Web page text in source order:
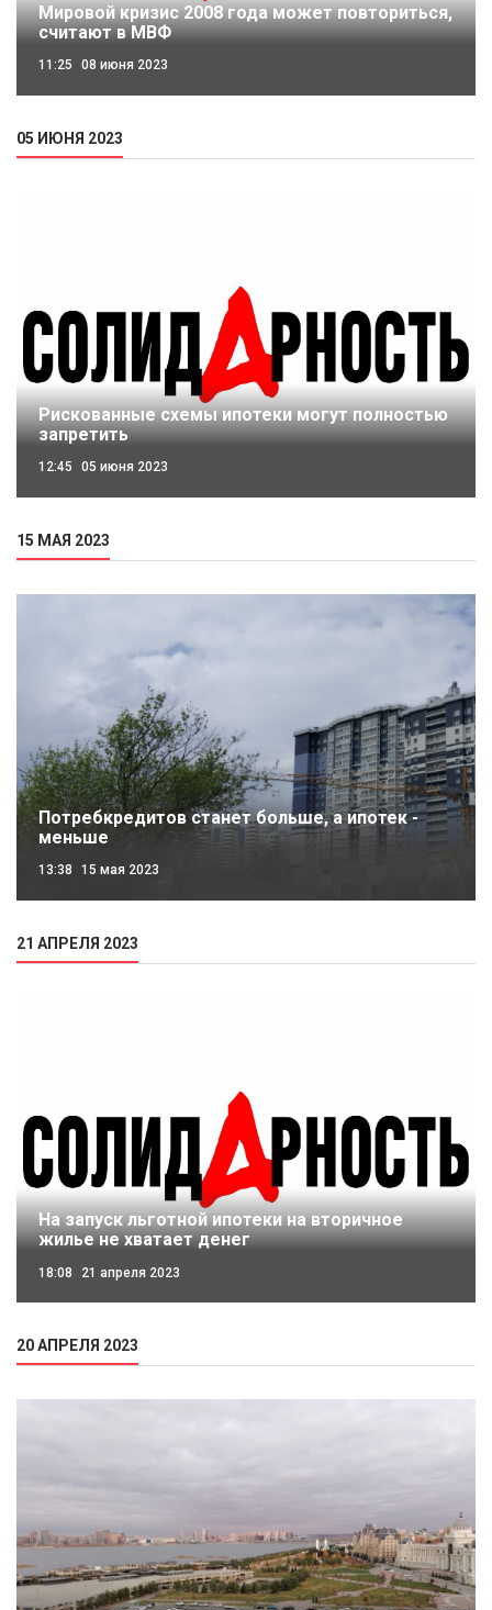
Мировой кризис 2008 года может повториться,
считают в МВФ
11:25 08 июня 2023
05 ИЮНЯ 2023
Рискованные схемы ипотеки могут полностью
запретить
12:45 05 июня 2023
15 МАЯ 2023
Потребкредитов станет больше, а ипотек -
меньше
13:38 15 мая 2023
21 АПРЕЛЯ 2023
На запуск льготной ипотеки на вторичное
жилье не хватает денег
18:08 21 апреля 2023
20 АПРЕЛЯ 2023